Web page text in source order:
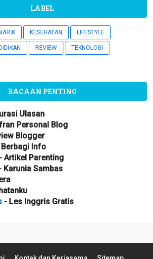
LABEL
KESEHATAN LIFESTYLE
REVIEW TEKNOLOGI
BACAAN PENTING
Ulasan
Personal Blog
Blogger
Berbagi Info
- Artikel Parenting
Karunia Sambas
- Les Inggris Gratis